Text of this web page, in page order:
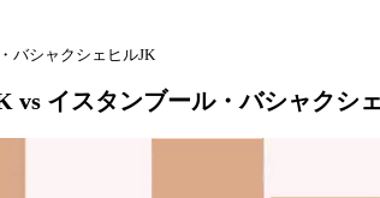
バシャクシェヒルJK
vs イスタンブール・バシャクシ